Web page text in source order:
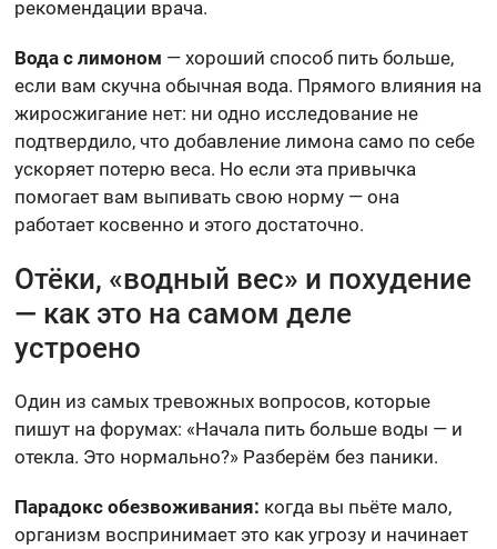
рекомендации врача.
Вода с лимоном — хороший способ пить больше,
если вам скучна обычная вода. Прямого влияния на
жиросжигание нет: ни одно исследование не
подтвердило, что добавление лимона само по себе
ускоряет потерю веса. Но если эта привычка
помогает вам выпивать свою норму — она
работает косвенно и этого достаточно.
Отёки, «водный вес» и похудение
— как это на самом деле
устроено
Один из самых тревожных вопросов, которые
пишут на форумах: «Начала пить больше воды — и
отекла. Это нормально?» Разберём без паники.
Парадокс обезвоживания: когда вы пьёте мало,
организм воспринимает это как угрозу и начинает